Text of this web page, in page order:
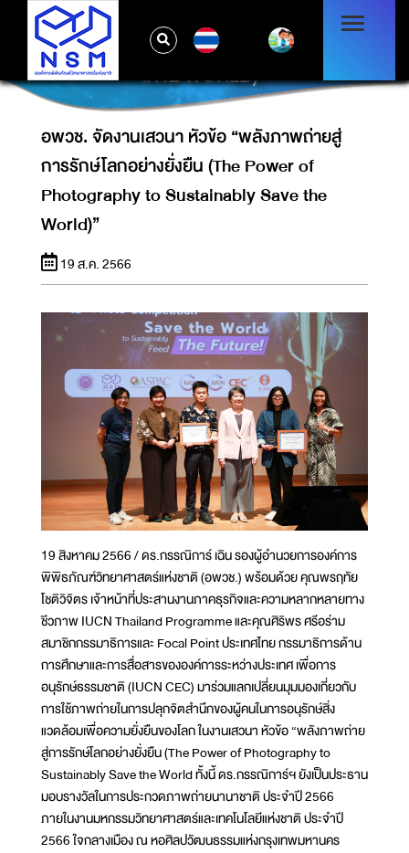
อพวช. จัดงานเสวนา หัวข้อ “พลังภาพถ่ายสู่การ
รักษ์โลกอย่างยั่งยืน (THE POWER OF
PHOTOGRAPHY TO SUSTAINABLY SAVE
THE WORLD)”
อพวช. จัดงานเสวนา หัวข้อ “พลังภาพถ่ายสู่
การรักษ์โลกอย่างยั่งยืน (The Power of
Photography to Sustainably Save the
World)”
19 ส.ค. 2566
19 สิงหาคม 2566 / ดร.กรรณิการ์ เฉิน รองผู้อำนวยการองค์การ
พิพิธภัณฑ์วิทยาศาสตร์แห่งชาติ (อพวช.) พร้อมด้วย คุณพรฤทัย
โชติวิจิตร เจ้าหน้าที่ประสานงานภาคธุรกิจและความหลากหลายทาง
ชีวภาพ IUCN Thailand Programme และคุณศิริพร ศรีอร่าม
สมาชิกกรรมาธิการและ Focal Point ประเทศไทย กรรมาธิการด้าน
การศึกษาและการสื่อสารขององค์การระหว่างประเทศ เพื่อการ
อนุรักษ์ธรรมชาติ (IUCN CEC) มาร่วมแลกเปลี่ยนมุมมองเกี่ยวกับ
การใช้ภาพถ่ายในการปลุกจิตสำนึกของผู้คนในการอนุรักษ์สิ่ง
แวดล้อมเพื่อความยั่งยืนของโลก ในงานเสวนา หัวข้อ “พลังภาพถ่าย
สู่การรักษ์โลกอย่างยั่งยืน (The Power of Photography to
Sustainably Save the World ทั้งนี้ ดร.กรรณิการ์ฯ ยังเป็นประธาน
มอบรางวัลในการประกวดภาพถ่ายนานาชาติ ประจำปี 2566
ภายในงานมหกรรมวิทยาศาสตร์และเทคโนโลยีแห่งชาติ ประจำปี
2566 ใจกลางเมือง ณ หอศิลปวัฒนธรรมแห่งกรุงเทพมหานคร